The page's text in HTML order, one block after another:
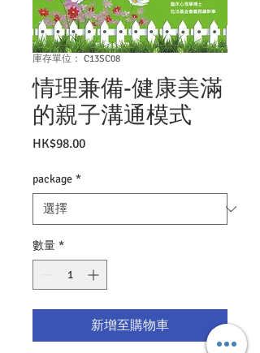
庫存單位： C13SC08
情理兼備-健康美滿
的親子溝通模式
HK$98.00價
package *
數量 *
新增至購物車